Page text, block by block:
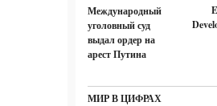
Международный
уголовный суд
выдал ордер на
арест Путина
МИР В ЦИФРАХ